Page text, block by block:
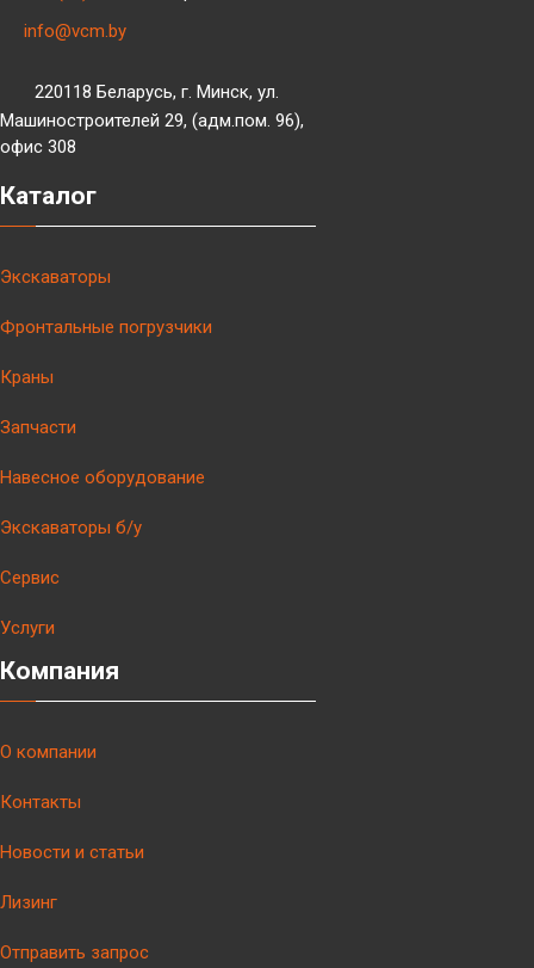
info@vcm.by
220118 Беларусь, г. Минск, ул.
Машиностроителей 29, (адм.пом. 96),
офис 308
Каталог
Экскаваторы
Фронтальные погрузчики
Краны
Запчасти
Навесное оборудование
Экскаваторы б/у
Сервис
Услуги
Компания
О компании
Контакты
Новости и статьи
Лизинг
Отправить запрос